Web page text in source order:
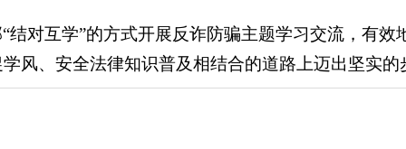
结对互学”的方式开展反诈防骗主题学习交流，有效
风、安全法律知识普及相结合的道路上迈出坚实的